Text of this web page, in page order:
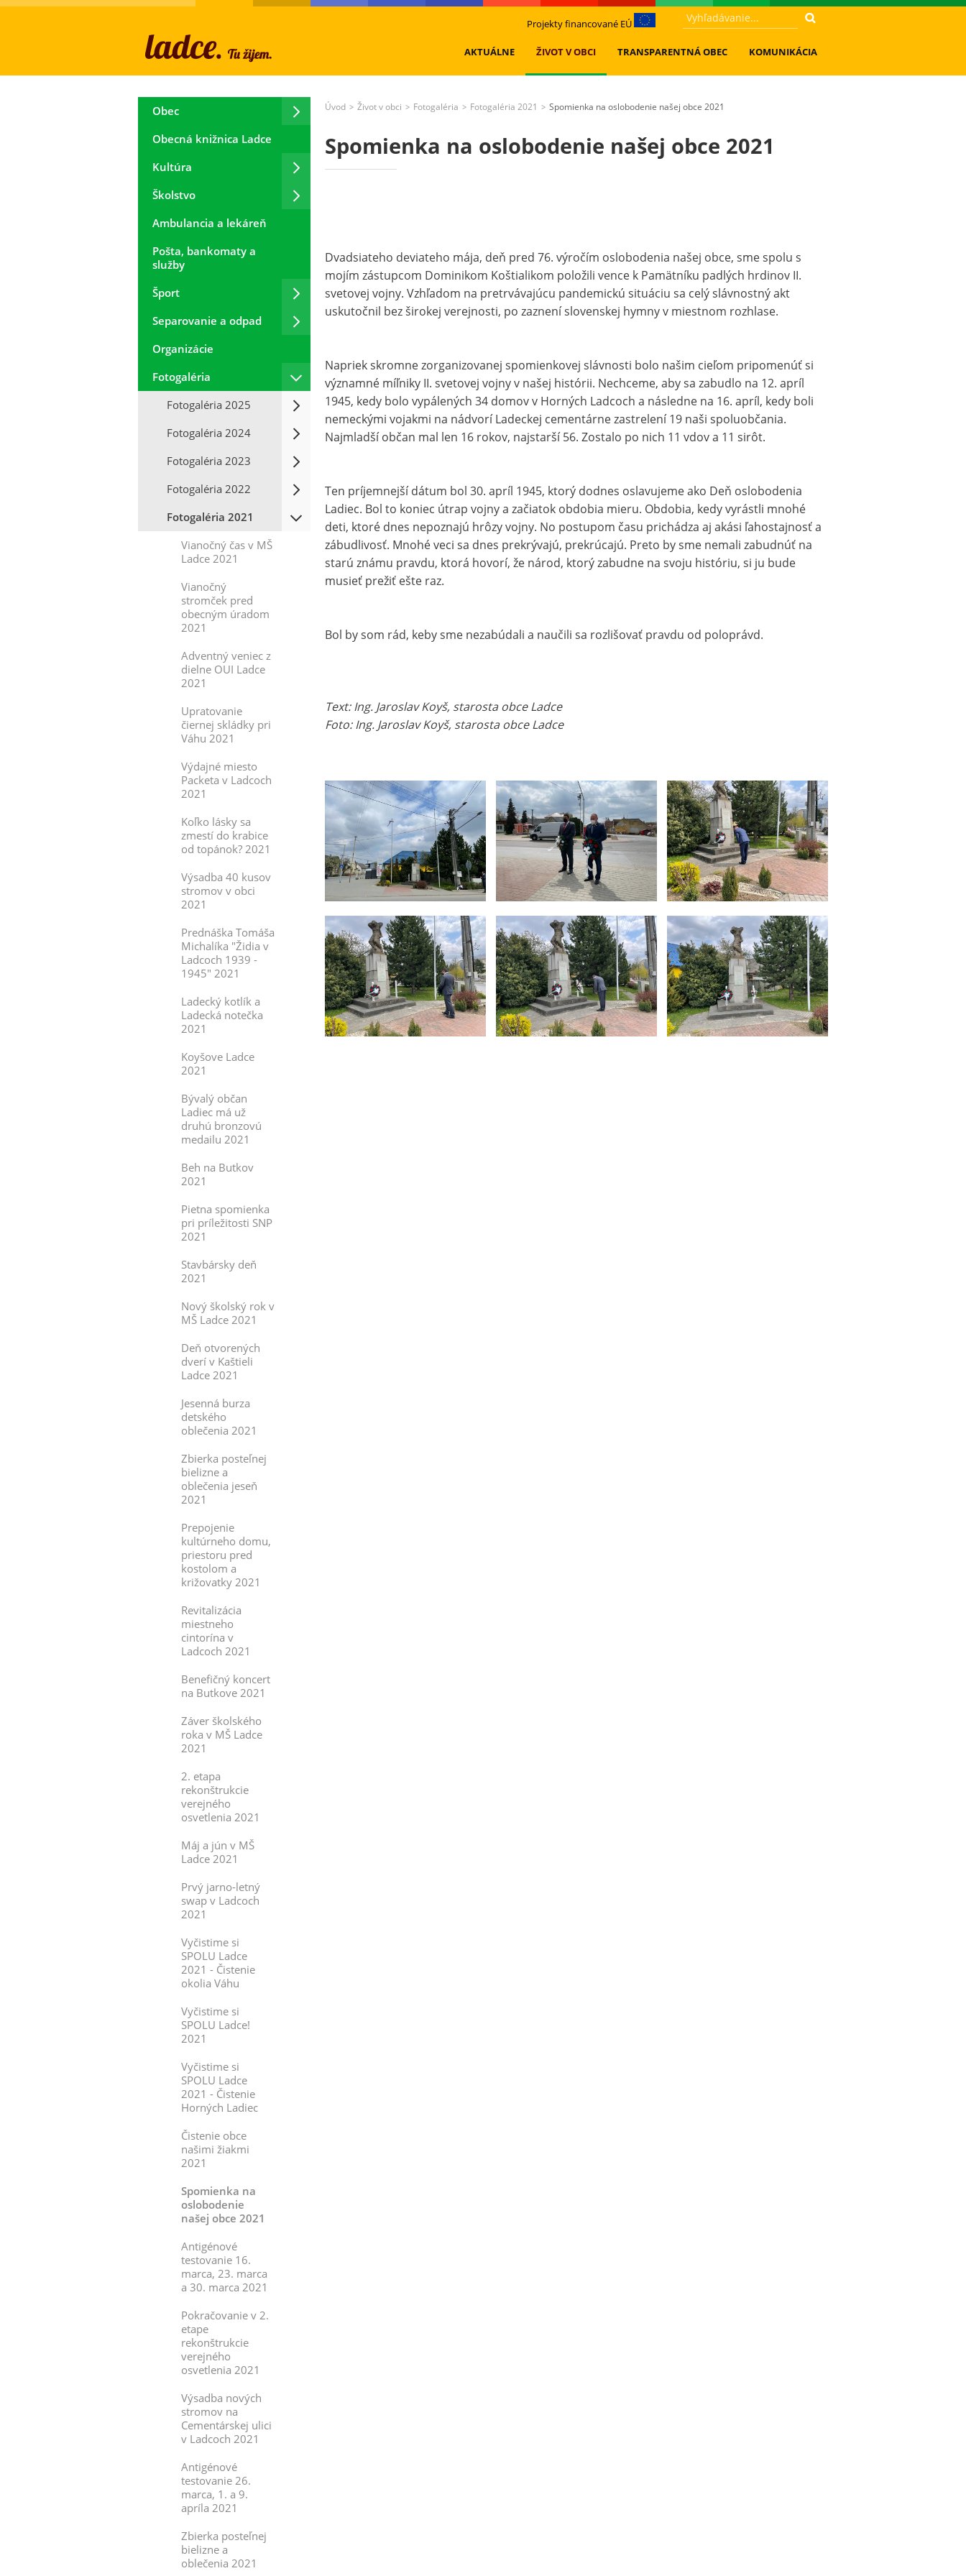
Projekty financované EÚ
AKTUÁLNE ŽIVOT V OBCI TRANSPARENTNÁ OBEC KOMUNIKÁCIA
Obec
Obecná knižnica Ladce
Kultúra
Školstvo
Ambulancia a lekáreň
Pošta, bankomaty a
služby
Šport
Separovanie a odpad
Organizácie
Fotogaléria
Fotogaléria 2025
Fotogaléria 2024
Fotogaléria 2023
Fotogaléria 2022
Fotogaléria 2021
Vianočný čas v MŠ
Ladce 2021
Vianočný
stromček pred
obecným úradom
2021
Adventný veniec z
dielne OUI Ladce
2021
Upratovanie
čiernej skládky pri
Váhu 2021
Výdajné miesto
Packeta v Ladcoch
2021
Koľko lásky sa
zmestí do krabice
od topánok? 2021
Výsadba 40 kusov
stromov v obci
2021
Prednáška Tomáša
Michalíka "Židia v
Ladcoch 1939 -
1945" 2021
Ladecký kotlík a
Ladecká notečka
2021
Koyšove Ladce
2021
Bývalý občan
Ladiec má už
druhú bronzovú
medailu 2021
Beh na Butkov
2021
Pietna spomienka
pri príležitosti SNP
2021
Stavbársky deň
2021
Nový školský rok v
MŠ Ladce 2021
Deň otvorených
dverí v Kaštieli
Ladce 2021
Jesenná burza
detského
oblečenia 2021
Zbierka posteľnej
bielizne a
oblečenia jeseň
2021
Prepojenie
kultúrneho domu,
priestoru pred
kostolom a
križovatky 2021
Revitalizácia
miestneho
cintorína v
Ladcoch 2021
Benefičný koncert
na Butkove 2021
Záver školského
roka v MŠ Ladce
2021
2. etapa
rekonštrukcie
verejného
osvetlenia 2021
Máj a jún v MŠ
Ladce 2021
Prvý jarno-letný
swap v Ladcoch
2021
Vyčistime si
SPOLU Ladce
2021 - Čistenie
okolia Váhu
Vyčistime si
SPOLU Ladce!
2021
Vyčistime si
SPOLU Ladce
2021 - Čistenie
Horných Ladiec
Čistenie obce
našimi žiakmi
2021
Spomienka na
oslobodenie
našej obce 2021
Antigénové
testovanie 16.
marca, 23. marca
a 30. marca 2021
Pokračovanie v 2.
etape
rekonštrukcie
verejného
osvetlenia 2021
Výsadba nových
stromov na
Cementárskej ulici
v Ladcoch 2021
Antigénové
testovanie 26.
marca, 1. a 9.
apríla 2021
Zbierka posteľnej
bielizne a
oblečenia 2021
Úvod > Život v obci > Fotogaléria > Fotogaléria 2021 > Spomienka na oslobodenie našej obce 2021
Spomienka na oslobodenie našej obce 2021
Dvadsiateho deviateho mája, deň pred 76. výročím oslobodenia našej obce, sme spolu s
mojím zástupcom Dominikom Koštialikom položili vence k Pamätníku padlých hrdinov II.
svetovej vojny. Vzhľadom na pretrvávajúcu pandemickú situáciu sa celý slávnostný akt
uskutočnil bez širokej verejnosti, po zaznení slovenskej hymny v miestnom rozhlase.
Napriek skromne zorganizovanej spomienkovej slávnosti bolo našim cieľom pripomenúť si
významné míľniky II. svetovej vojny v našej histórii. Nechceme, aby sa zabudlo na 12. apríl
1945, kedy bolo vypálených 34 domov v Horných Ladcoch a následne na 16. apríl, kedy boli
nemeckými vojakmi na nádvorí Ladeckej cementárne zastrelení 19 naši spoluobčania.
Najmladší občan mal len 16 rokov, najstarší 56. Zostalo po nich 11 vdov a 11 sirôt.
Ten príjemnejší dátum bol 30. apríl 1945, ktorý dodnes oslavujeme ako Deň oslobodenia
Ladiec. Bol to koniec útrap vojny a začiatok obdobia mieru. Obdobia, kedy vyrástli mnohé
deti, ktoré dnes nepoznajú hrôzy vojny. No postupom času prichádza aj akási ľahostajnosť a
zábudlivosť. Mnohé veci sa dnes prekrývajú, prekrúcajú. Preto by sme nemali zabudnúť na
starú známu pravdu, ktorá hovorí, že národ, ktorý zabudne na svoju históriu, si ju bude
musieť prežiť ešte raz.
Bol by som rád, keby sme nezabúdali a naučili sa rozlišovať pravdu od poloprávd.
Text: Ing. Jaroslav Koyš, starosta obce Ladce
Foto: Ing. Jaroslav Koyš, starosta obce Ladce